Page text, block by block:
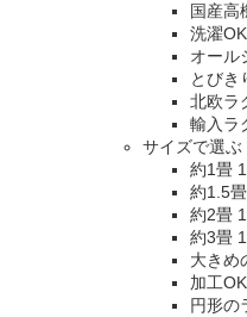
国産高
洗濯
オール
とびき
北欧ラ
輸入ラ
サイズで選ぶ
約1畳
約1.5
約2畳
約3畳
大きめ
加工
円形の